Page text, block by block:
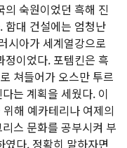
숙원이었던 흑해 진
함대 건설에는 엄청난
시아가 세계열강으로
정이었다. 포템킨은 흑
쳐들어가 오스만 투르
는 계획을 세웠다. 이
해 예카테리나 여제의
스 문화를 공부시켜 부
다. 정확히 말하자면